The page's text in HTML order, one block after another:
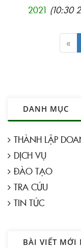
2021 (10:30
«
DANH MỤC
THÀNH LẬP
DỊCH VỤ
ĐÀO TẠO
TRA CỨU
TIN TỨC
BÀI VIẾT MỚI